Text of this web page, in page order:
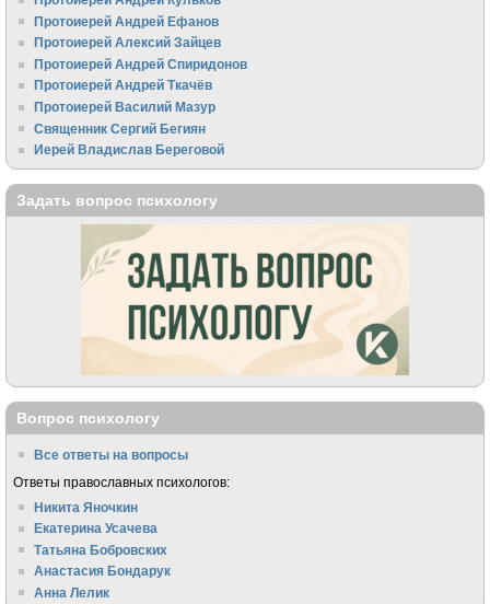
Протоиерей Андрей Ефанов
Протоиерей Алексий Зайцев
Протоиерей Андрей Спиридонов
Протоиерей Андрей Ткачёв
Протоиерей Василий Мазур
Священник Сергий Бегиян
Иерей Владислав Береговой
Задать вопрос психологу
Вопрос психологу
Все ответы на вопросы
Ответы православных психологов:
Никита Яночкин
Екатерина Усачева
Татьяна Бобровских
Анастасия Бондарук
Анна Лелик